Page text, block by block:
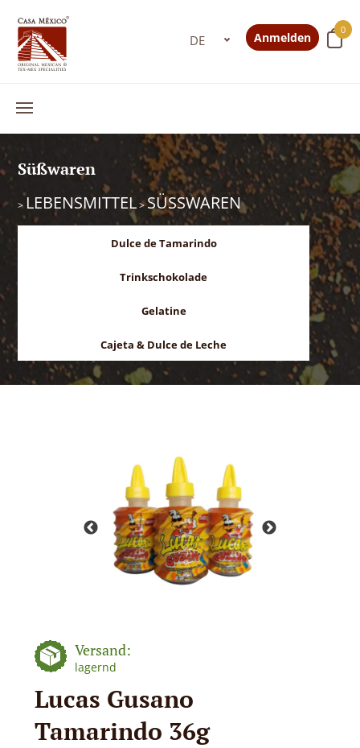
0
Anmelden
Süßwaren
> LEBENSMITTEL>SÜSSWAREN
Dulce de Tamarindo
Trinkschokolade
Gelatine
Cajeta & Dulce de Leche
Versand:
lagernd
Lucas Gusano
Tamarindo 36g